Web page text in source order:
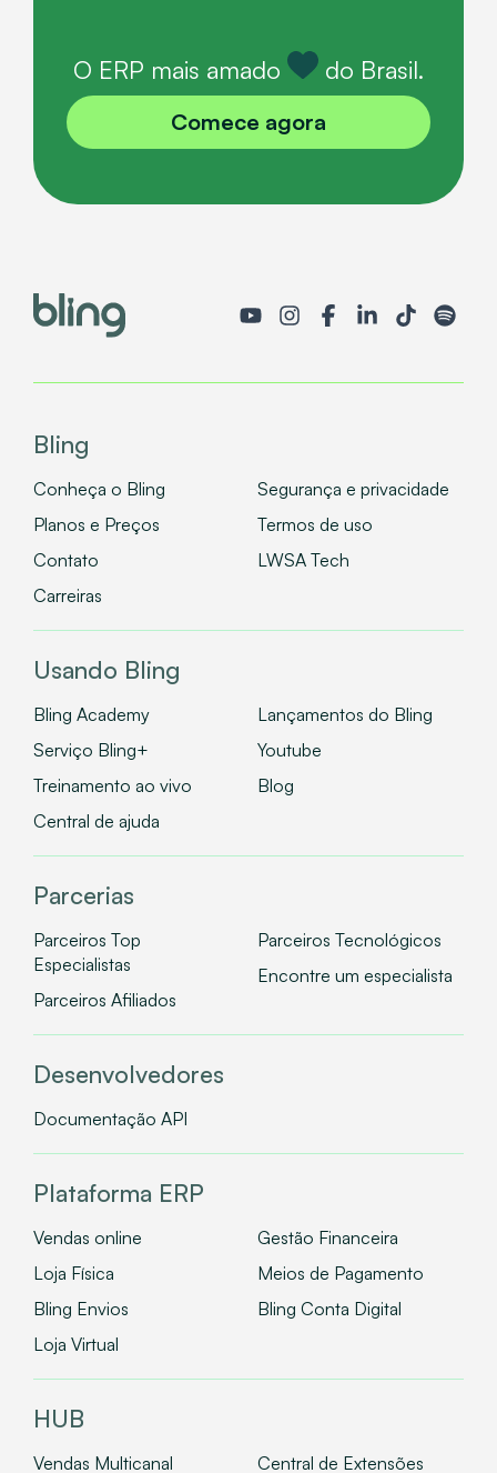
O ERP mais amado do Brasil.
Comece agora
Bling
Conheça o Bling
Planos e Preços
Contato
Carreiras
Segurança e privacidade
Termos de uso
LWSA Tech
Usando Bling
Bling Academy
Serviço Bling+
Treinamento ao vivo
Central de ajuda
Lançamentos do Bling
Youtube
Blog
Parcerias
Parceiros Top
Especialistas
Parceiros Afiliados
Parceiros Tecnológicos
Encontre um especialista
Desenvolvedores
Documentação API
Plataforma ERP
Vendas online
Loja Física
Bling Envios
Loja Virtual
Gestão Financeira
Meios de Pagamento
Bling Conta Digital
HUB
Vendas Multicanal Central de Extensões